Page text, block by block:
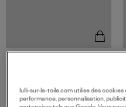
lulli-sur-la-toile.com utilise des
performance, personnalisation,